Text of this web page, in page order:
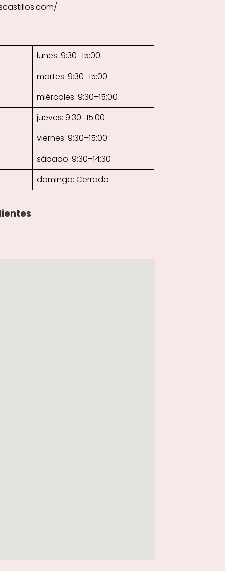
lunes: 9:30–15:00
martes: 9:30–15:00
miércoles: 9:30–15:00
jueves: 9:30–15:00
viernes: 9:30–15:00
sábado: 9:30–14:30
domingo: Cerrado